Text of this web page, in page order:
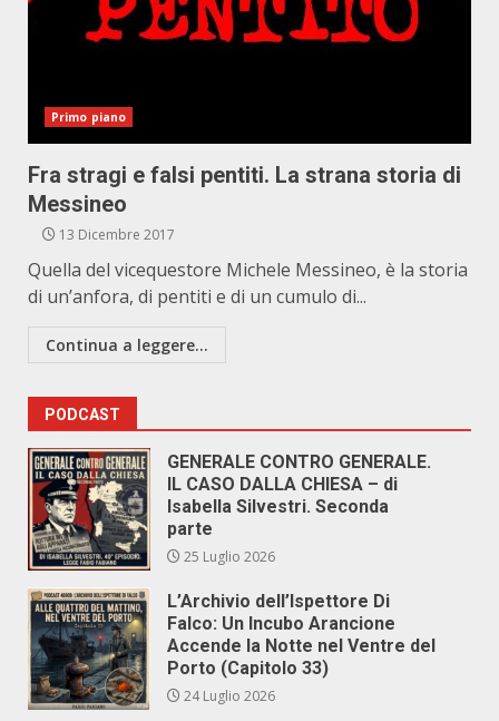
Primo piano
Fra stragi e falsi pentiti. La strana storia di
Messineo
13 Dicembre 2017
Quella del vicequestore Michele Messineo, è la storia
di un’anfora, di pentiti e di un cumulo di...
Continua a leggere...
PODCAST
GENERALE CONTRO GENERALE.
IL CASO DALLA CHIESA – di
Isabella Silvestri. Seconda
parte
25 Luglio 2026
L’Archivio dell’Ispettore Di
Falco: Un Incubo Arancione
Accende la Notte nel Ventre del
Porto (Capitolo 33)
24 Luglio 2026